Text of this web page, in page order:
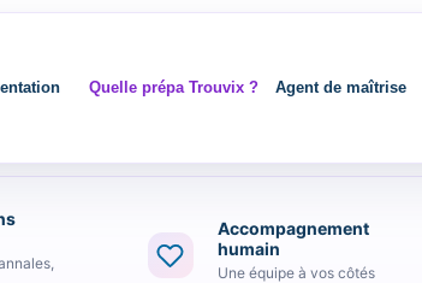
Quelle prépa Trouvix ? Agent de maîtrise
Accompagnement
humain
Une équipe à vos côtés